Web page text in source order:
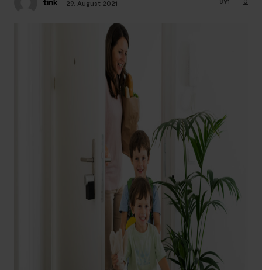
tink 29. August 2021